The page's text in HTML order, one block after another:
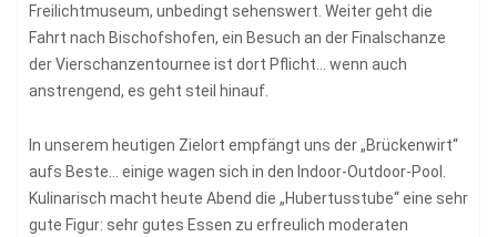
Freilichtmuseum, unbedingt sehenswert. Weiter geht die
Fahrt nach Bischofshofen, ein Besuch an der Finalschanze
der Vierschanzentournee ist dort Pflicht… wenn auch
anstrengend, es geht steil hinauf.
In unserem heutigen Zielort empfängt uns der „Brückenwirt“
aufs Beste… einige wagen sich in den Indoor-Outdoor-Pool.
Kulinarisch macht heute Abend die „Hubertusstube“ eine sehr
gute Figur: sehr gutes Essen zu erfreulich moderaten